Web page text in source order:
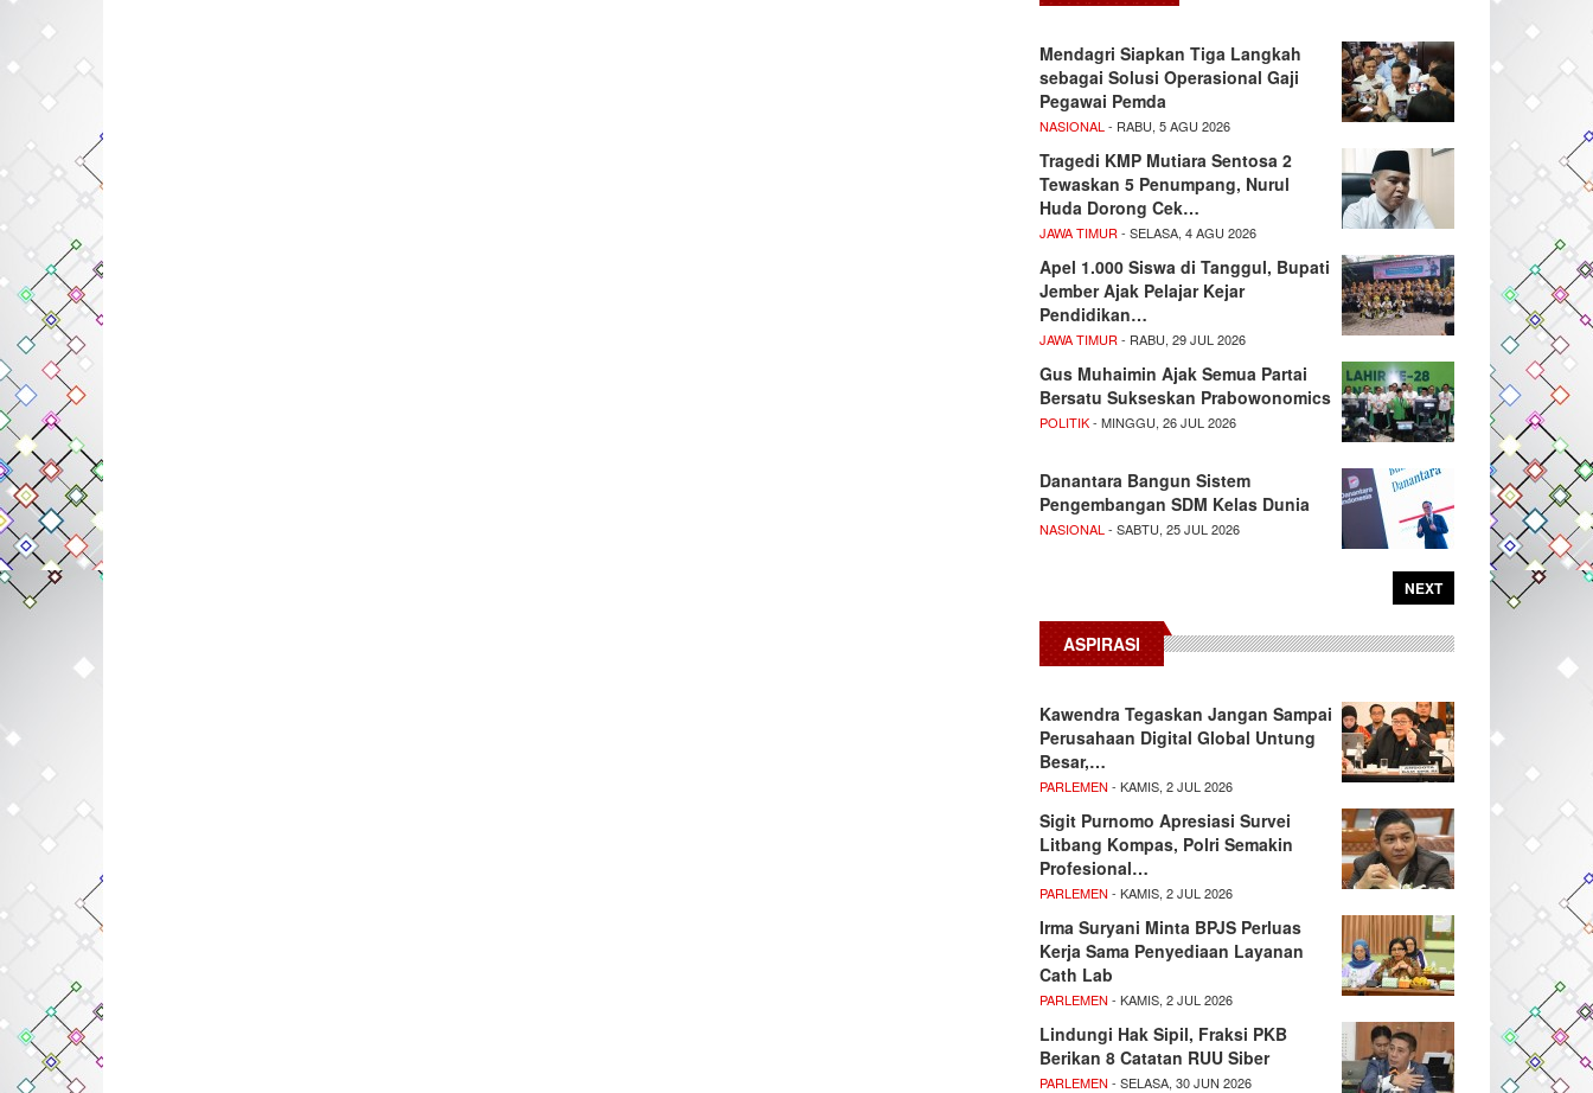
Mendagri Siapkan Tiga Langkah
sebagai Solusi Operasional Gaji
Pegawai Pemda
NASIONAL - RABU, 5 AGU 2026
Tragedi KMP Mutiara Sentosa 2
Tewaskan 5 Penumpang, Nurul
Huda Dorong Cek…
JAWA TIMUR - SELASA, 4 AGU 2026
Apel 1.000 Siswa di Tanggul, Bupati
Jember Ajak Pelajar Kejar
Pendidikan…
JAWA TIMUR - RABU, 29 JUL 2026
Gus Muhaimin Ajak Semua Partai
Bersatu Sukseskan Prabowonomics
POLITIK- MINGGU, 26 JUL 2026
Danantara Bangun Sistem
Pengembangan SDM Kelas Dunia
NASIONAL - SABTU, 25 JUL 2026
NEXT
ASPIRASI
Kawendra Tegaskan Jangan Sampai
Perusahaan Digital Global Untung
Besar,…
PARLEMEN - KAMIS, 2 JUL 2026
Sigit Purnomo Apresiasi Survei
Litbang Kompas, Polri Semakin
Profesional…
PARLEMEN - KAMIS, 2 JUL 2026
Irma Suryani Minta BPJS Perluas
Kerja Sama Penyediaan Layanan
Cath Lab
PARLEMEN - KAMIS, 2 JUL 2026
Lindungi Hak Sipil, Fraksi PKB
Berikan 8 Catatan RUU Siber
PARLEMEN - SELASA, 30 JUN 2026